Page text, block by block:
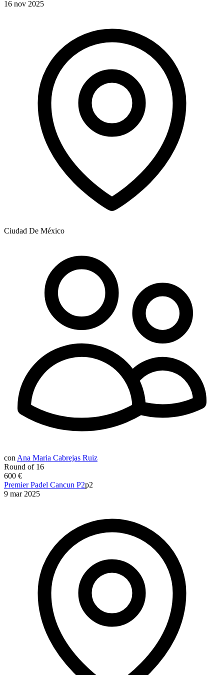
16 nov 2025
Ciudad De México
con Ana Maria Cabrejas Ruiz
Round of 16
600 €
Premier Padel Cancun P2p2
9 mar 2025